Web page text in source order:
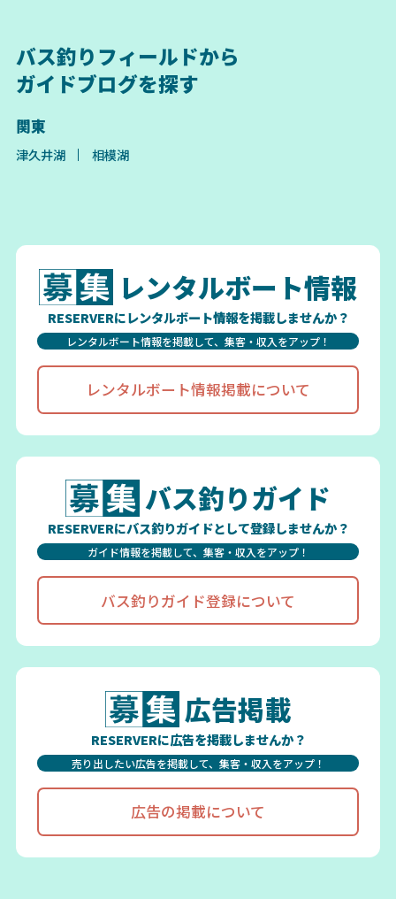
バス釣りフィールドから
ガイドブログを探す
関東
津久井湖 相模湖
レンタルボート情報
RESERVERにレンタルボート情報を掲載しませんか？
レンタルボート情報を掲載して、集客・収入をアップ！
レンタルボート情報掲載について
バス釣りガイド
RESERVERにバス釣りガイドとして登録しませんか？
ガイド情報を掲載して、集客・収入をアップ！
バス釣りガイド登録について
広告掲載
RESERVERに広告を掲載しませんか？
売り出したい広告を掲載して、集客・収入をアップ！
広告の掲載について